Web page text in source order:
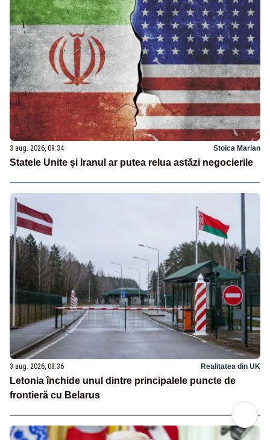
3 aug. 2026, 09:34 Stoica Marian
Statele Unite şi Iranul ar putea relua astăzi negocierile
3 aug. 2026, 08:36 Realitatea din UK
Letonia închide unul dintre principalele puncte de
frontieră cu Belarus